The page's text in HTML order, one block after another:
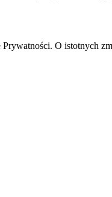
O istotnych